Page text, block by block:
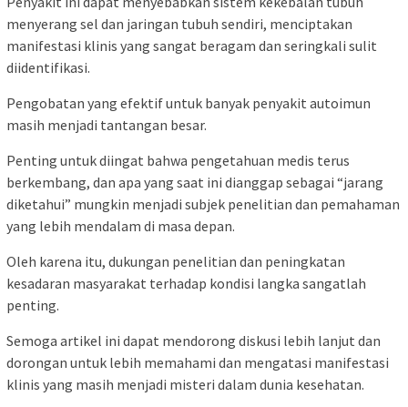
menyerang sel dan jaringan tubuh sendiri, menciptakan
manifestasi klinis yang sangat beragam dan seringkali sulit
diidentifikasi.
Pengobatan yang efektif untuk banyak penyakit autoimun
masih menjadi tantangan besar.
Penting untuk diingat bahwa pengetahuan medis terus
berkembang, dan apa yang saat ini dianggap sebagai “jarang
diketahui” mungkin menjadi subjek penelitian dan pemahaman
yang lebih mendalam di masa depan.
Oleh karena itu, dukungan penelitian dan peningkatan
kesadaran masyarakat terhadap kondisi langka sangatlah
penting.
Semoga artikel ini dapat mendorong diskusi lebih lanjut dan
dorongan untuk lebih memahami dan mengatasi manifestasi
klinis yang masih menjadi misteri dalam dunia kesehatan.